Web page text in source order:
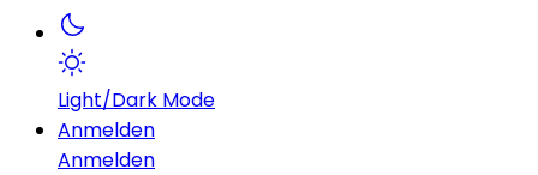
Light/Dark Mode
Anmelden
Anmelden